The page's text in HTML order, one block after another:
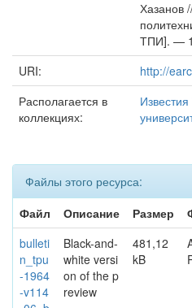
Хазанов
ТПИ]. —
URI:
http://
Располагается в
коллекциях:
Файлы этого ресурса:
Файл
Описание Размер
bulleti
n_tpu
-1964
-v114
Black-and-
white versi
on of the p
review
481,12
kB